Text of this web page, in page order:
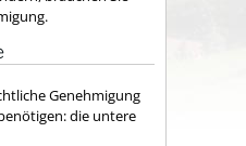
Genehmigung
die untere